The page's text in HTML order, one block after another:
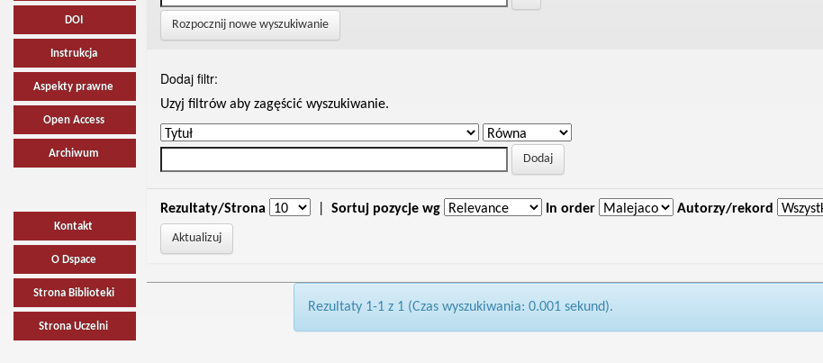
DOI
Instrukcja
Aspekty prawne
Open Access
Archiwum
Kontakt
O Dspace
Strona Biblioteki
Strona Uczelni
Rozpocznij nowe wyszukiwanie
Dodaj filtr:
Uzyj filtrów aby zagęścić wyszukiwanie.
Rezultaty/Strona Sortuj pozycje wg In order Autorzy/rekord
Rezultaty 1-1 z 1 (Czas wyszukiwania: 0.001 sekund).